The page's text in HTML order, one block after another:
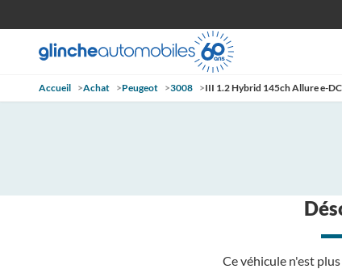
Accueil >Achat >Peugeot >3008 >III 1.2 Hybrid 145ch Allure e-
Ce véhicule n'est